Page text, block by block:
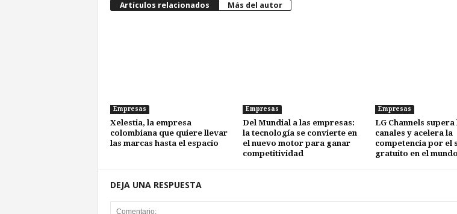
Artículos relacionados Más del autor
Empresas
Xelestia, la empresa
colombiana que quiere llevar
las marcas hasta el espacio
Empresas
Del Mundial a las empresas:
la tecnología se convierte en
el nuevo motor para ganar
competitividad
Empresas
LG Channels supera
canales y acelera la
competencia por el
gratuito en el mundo
DEJA UNA RESPUESTA